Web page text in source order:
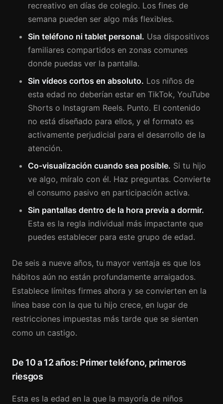
recreativo en días de colegio. Los fines de
semana pueden ser algo más flexibles.
Sin teléfono ni tablet personal. Usa dispositivos
familiares compartidos en zonas comunes
donde puedas ver la pantalla.
Sin vídeos cortos en absoluto. Los niños de
esta edad no deberían estar en TikTok, YouTube
Shorts o Instagram Reels. Punto. El contenido
no está diseñado para ellos, y el formato es
activamente perjudicial para el desarrollo de la
atención.
Co-visualización cuando sea posible. Si tu hijo
ve algo, míralo con él. Haz preguntas. Convierte
el consumo pasivo en participación activa.
Sin pantallas dentro de la hora previa a dormir.
Esta es la regla individual más impactante que
puedes establecer para este grupo de edad.
De seis a nueve años, tu mayor ventaja es que los
hábitos aún no están profundamente arraigados.
Establece límites firmes ahora y se convierten en la
línea base con la que tu hijo crece, en lugar de
restricciones impuestas más tarde que se sienten
como un castigo.
De 10 a 12 años: Primer teléfono, primeros
riesgos
Esta es la edad en la que la mayoría de niños